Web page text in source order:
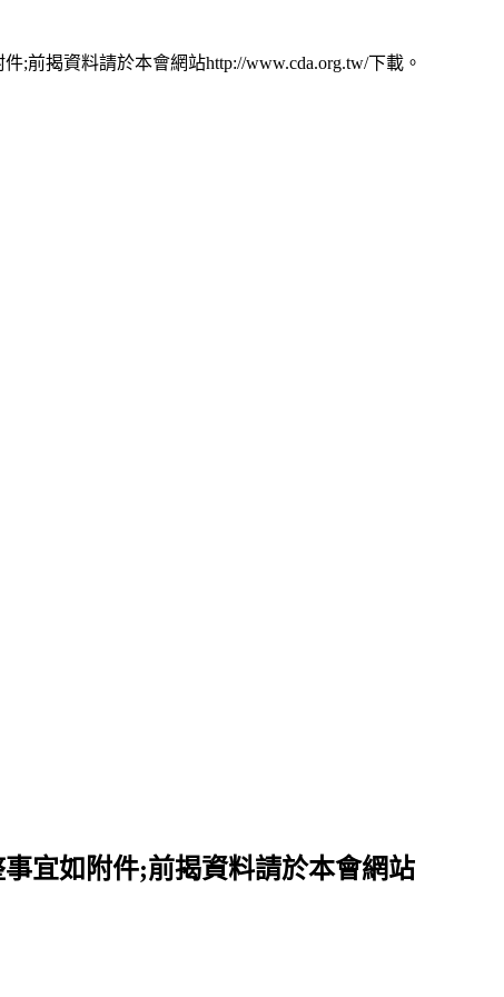
前揭資料請於本會網站http://www.cda.org.tw/下載。
宜如附件;前揭資料請於本會網站